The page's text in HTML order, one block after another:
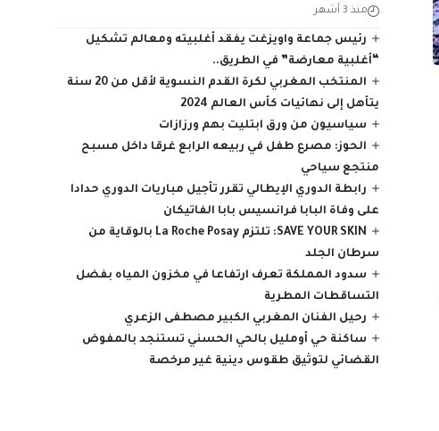
منذ 3 أشهر
رئيس جماعة واويزغت يفقد أغلبيته ومعالم تشكيل
“أغلبية معارضة” في الطريق..
المنتخب المغربي لكرة القدم النسوية لأقل من 20 سنة
يتأهل إلى نهائيات كأس العالم 2024
سياسيون من ورق ابتليت بهم ورزازات
الحوز: مصرع طفل في ربيعه الرابع غرقا داخل مسبح
منتجع سياحي
رابطة الدوري الإيطالي تقرر تأجيل مباريات الدوري حدادا
على وفاة البابا فرانسيس بابا الفاتيكان
SAVE YOUR SKIN: تلتزم ‎La Roche Posay‎ بالوقاية من
سرطان الجلد
سدود المملكة تعرف ارتفاعا في مخزون المياه بفضل
التساقطات المطرية
رحيل الفنان المغربي الكبير مصطفى الزعري
ساكنة حي أومليل بالحي الحسني تستنجد بالمفوض
القضائي لتوثيق طقوس دينية غير مرخصة